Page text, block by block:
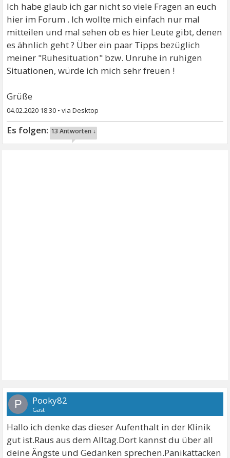
Ich habe glaub ich gar nicht so viele Fragen an euch
hier im Forum . Ich wollte mich einfach nur mal
mitteilen und mal sehen ob es hier Leute gibt, denen
es ähnlich geht ? Über ein paar Tipps bezüglich
meiner "Ruhesituation" bzw. Unruhe in ruhigen
Situationen, würde ich mich sehr freuen !
Grüße
04.02.2020 18:30 •
13 Antworten ↓
P Pooky82
Gast
Hallo ich denke das dieser Aufenthalt in der Klinik
gut ist.Raus aus dem Alltag.Dort kannst du über all
deine Ängste und Gedanken sprechen.Panikattacken